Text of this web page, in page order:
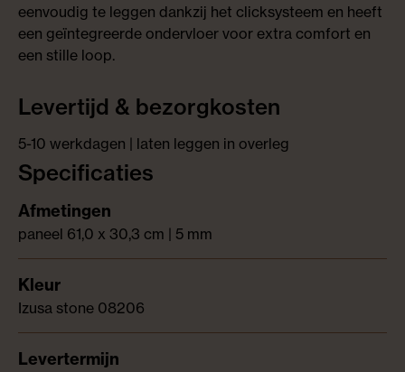
eenvoudig te leggen dankzij het clicksysteem en heeft
een geïntegreerde ondervloer voor extra comfort en
een stille loop.
Levertijd & bezorgkosten
5-10 werkdagen | laten leggen in overleg
Specificaties
paneel 61,0 x 30,3 cm | 5 mm
Izusa stone 08206